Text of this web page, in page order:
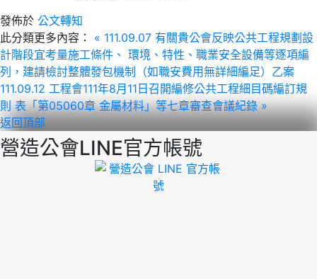
發佈於 公文轉知
此分類更多內容：
« 111.09.07 有關貴公會反映公共工程規劃設
計階段宜考量施工條件、 環境、特性、職業安全設備等逐項編
列，建請檢討整體發包機制（如職安費用無詳細編足）乙案
111.09.12 工程會111年8月11日召開編修公共工程細目碼編訂規
則 表「第05060章 金屬材料」等七章審查會議紀錄 »
返回頂部
營造公會LINE官方帳號